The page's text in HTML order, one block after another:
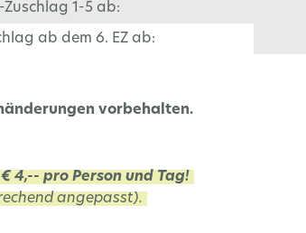
Zuschlag 1-5 ab:
ab dem 6. EZ ab:
vorbehalten.
4,-- pro Person und Tag!
angepasst).